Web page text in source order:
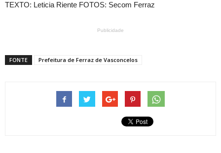
TEXTO: Leticia Riente FOTOS: Secom Ferraz
Publicidade
FONTE Prefeitura de Ferraz de Vasconcelos